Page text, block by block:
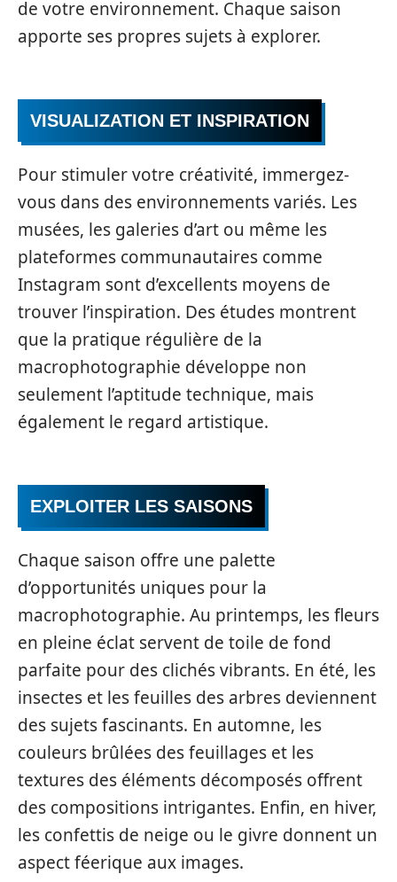
de votre environnement. Chaque saison
apporte ses propres sujets à explorer.
VISUALIZATION ET INSPIRATION
Pour stimuler votre créativité, immergez-
vous dans des environnements variés. Les
musées, les galeries d’art ou même les
plateformes communautaires comme
Instagram sont d’excellents moyens de
trouver l’inspiration. Des études montrent
que la pratique régulière de la
macrophotographie développe non
seulement l’aptitude technique, mais
également le regard artistique.
EXPLOITER LES SAISONS
Chaque saison offre une palette
d’opportunités uniques pour la
macrophotographie. Au printemps, les fleurs
en pleine éclat servent de toile de fond
parfaite pour des clichés vibrants. En été, les
insectes et les feuilles des arbres deviennent
des sujets fascinants. En automne, les
couleurs brûlées des feuillages et les
textures des éléments décomposés offrent
des compositions intrigantes. Enfin, en hiver,
les confettis de neige ou le givre donnent un
aspect féerique aux images.